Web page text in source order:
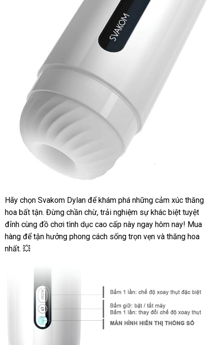
Svakom
Dylan
Âm
Đạo
Tự
Động
Hãy chọn Svakom Dylan để khám phá những cảm xúc thăng
hoa bất tận. Đừng chần chừ, trải nghiệm sự khác biệt tuyệt
đỉnh cùng đồ chơi tình dục cao cấp này ngay hôm nay! Mua
hàng để tận hưởng phong cách sống trọn vẹn và thăng hoa
nhất. 💥